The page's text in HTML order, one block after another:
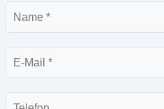
Name
E-
Mail
Telefon